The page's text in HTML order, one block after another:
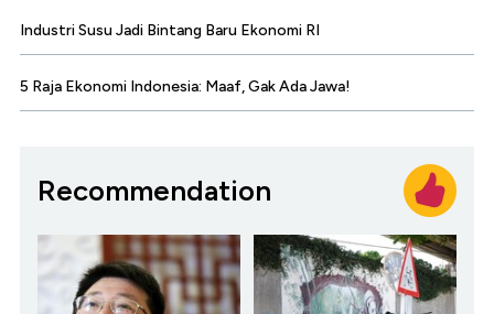
Industri Susu Jadi Bintang Baru Ekonomi RI
5 Raja Ekonomi Indonesia: Maaf, Gak Ada Jawa!
Recommendation